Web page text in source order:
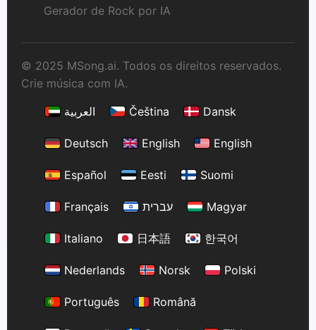
Gerador de Rock por IA
© 2025 MSong.ai. Todos os direitos reservados.
Crie música com IA.
العربية
Čeština Dansk
Deutsch English English
Español Eesti Suomi
Français עברית Magyar
Italiano 日本語 한국어
Nederlands Norsk Polski
Português Română